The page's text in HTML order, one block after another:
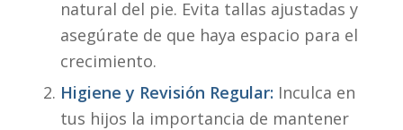
natural del pie. Evita tallas ajustadas y
asegúrate de que haya espacio para el
crecimiento.
Higiene y Revisión Regular: Inculca en
tus hijos la importancia de mantener